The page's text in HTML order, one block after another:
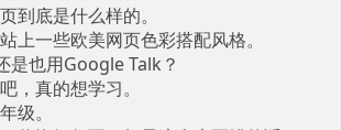
到底是什么样的。
上一些欧美网页色彩搭配风格。
是也用Google Talk？
，真的想学习。
级。